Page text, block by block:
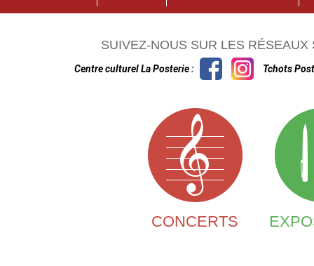
SUIVEZ-NOUS SUR LES RÉSEAUX
Centre culturel La Posterie : Tchots
CONCERTS